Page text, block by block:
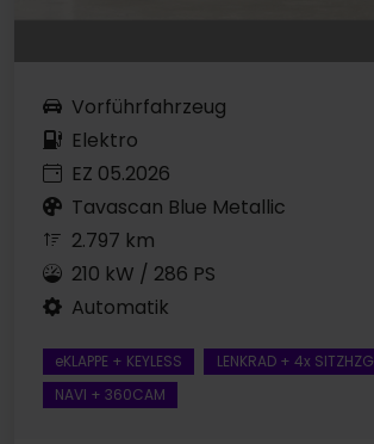
Vorführfahrzeug
Elektro
EZ 05.2026
Tavascan Blue Metallic
2.797 km
210 kW / 286 PS
Automatik
eKLAPPE + KEYLESS
LENKRAD + 4x SITZHZG
NAVI + 360CAM